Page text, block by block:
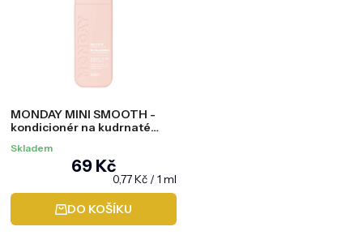
MONDAY MINI SMOOTH -
kondicionér na kudrnaté
Skladem
69 Kč
Měrná
cena:
0,77 Kč / 1 ml
DO KOŠÍKU